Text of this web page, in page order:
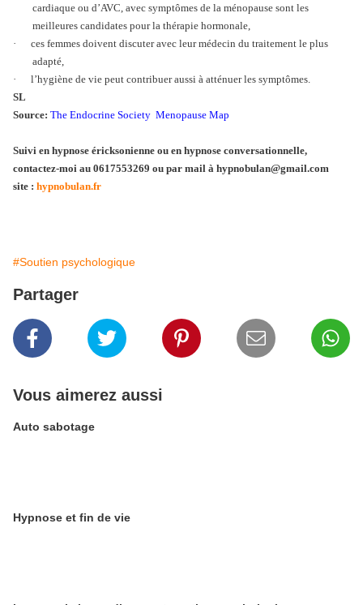
cardiaque ou d’AVC, avec symptômes de la ménopause sont les
meilleures candidates pour la thérapie hormonale,
·
ces femmes doivent discuter avec leur médecin du traitement le plus
adapté,
·
l’hygiène de vie peut contribuer aussi à atténuer les symptômes.
SL
Source: The Endocrine Society Menopause Map
Suivi en hypnose éricksonienne ou en hypnose conversationnelle,
contactez-moi au 0617553269 ou par mail à hypnobulan@gmail.com
site : hypnobulan.fr
#Soutien psychologique
Partager
Vous aimerez aussi
Auto sabotage
Hypnose et fin de vie